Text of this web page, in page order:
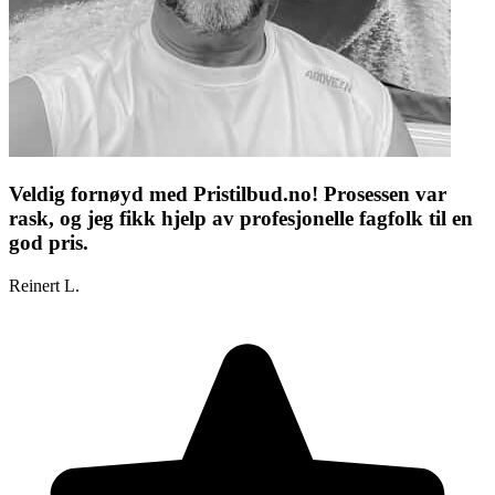
Veldig fornøyd med Pristilbud.no! Prosessen var
rask, og jeg fikk hjelp av profesjonelle fagfolk til en
god pris.
Reinert L.